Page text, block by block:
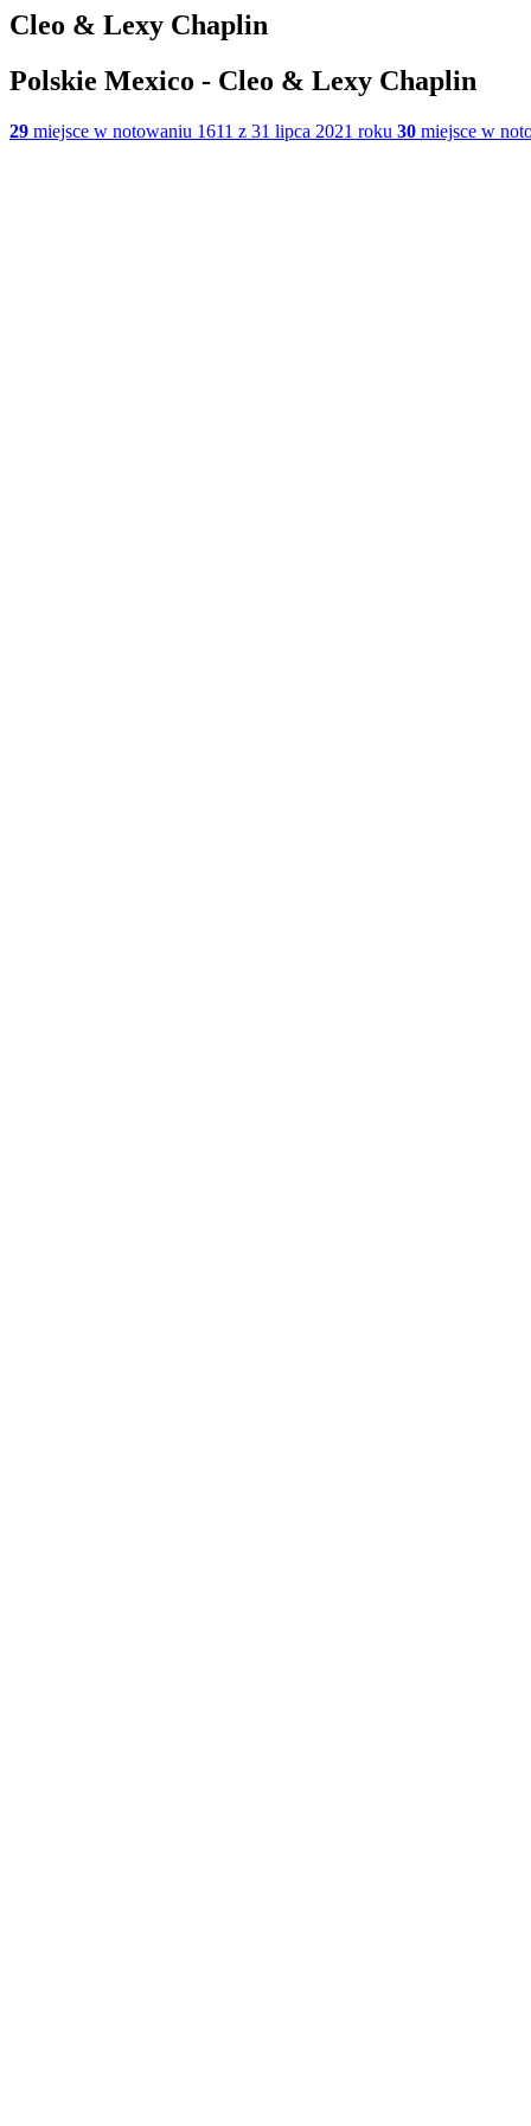
Cleo & Lexy Chaplin
Polskie Mexico - Cleo & Lexy Chaplin
29 miejsce w notowaniu 1611 z 31 lipca 2021 roku 30 miejsce w